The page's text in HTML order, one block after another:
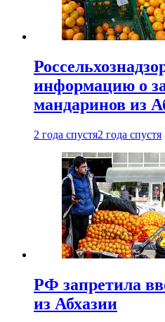
информацию о
мандаринов из
2 года спустя2 года спустя
РФ запретила
из Абхазии